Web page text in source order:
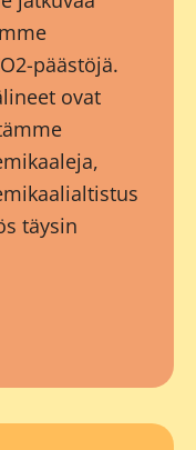
päästöjä.
ovat
täysin